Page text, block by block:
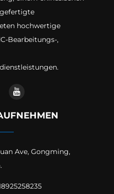
hochwertige
Bearbeitungs-,
Ave, Gongming,